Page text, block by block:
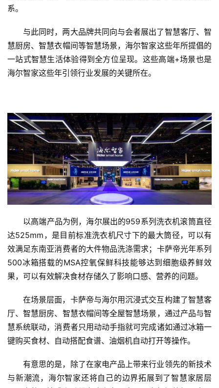
首
新
商
业
G
人
智
I
科
讯
系。
与此同时，两大品牌共同向与会者展出了智慧客厅、智
慧厨房、智慧衣帽间等智慧场景，海尔智家这些年所提倡的
一站式智慧生活体验得到全方位呈现。这些高端+场景也是
海尔智家这些年引领行业发展的关键所在。
以高端产品为例，海尔展出的959系列洗衣机滚筒直径
达525mm，是目前标准洗衣机尺寸下的最大筒径，可以有
效满足东南亚消费者的大件物品洗涤需求；卡萨帝光年系列
500冰箱搭载的MSA控氧保鲜科技能够达到细胞级养鲜效
果，可以有效解决食材存储久了影响口感、营养的问题。
在场景层面，卡萨帝与海尔用沉浸式交互构建了智慧客
厅、智慧厨房、智慧衣帽间等全屋智慧场景，通过产品与智
慧系统联动，消费者只用动动手指就可完成诸如通过冰箱一
键购买食材、自动搭配食谱、油烟机自动打开等操作。
有意思的是，除了在家电产品上带来行业领先的新技术
与新潮流，海尔智家还将自己的边界拓展到了智慧家居层